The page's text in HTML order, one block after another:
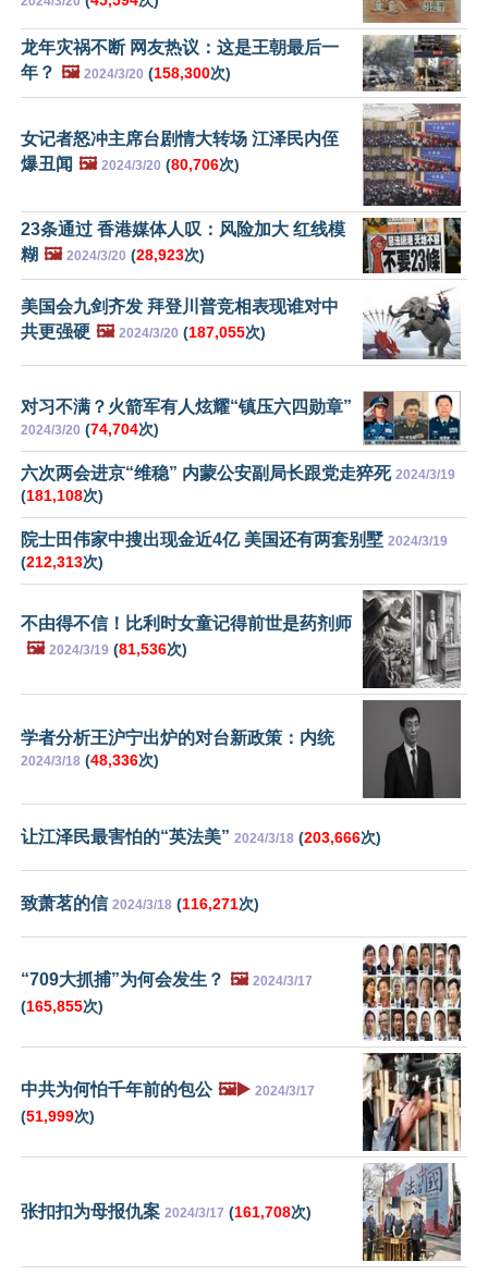
龙年灾祸不断 网友热议：这是王朝最后一
年？ 🖼️ 2024/3/20 (158,300次)
女记者怒冲主席台剧情大转场 江泽民内侄
爆丑闻 🖼️ 2024/3/20 (80,706次)
23条通过 香港媒体人叹：风险加大 红线模
糊 🖼️ 2024/3/20 (28,923次)
美国会九剑齐发 拜登川普竞相表现谁对中
共更强硬 🖼️ 2024/3/20 (187,055次)
对习不满？火箭军有人炫耀“镇压六四勋章”
2024/3/20 (74,704次)
六次两会进京“维稳” 内蒙公安副局长跟党走猝死 2024/3/19
(181,108次)
院士田伟家中搜出现金近4亿 美国还有两套别墅 2024/3/19
(212,313次)
不由得不信！比利时女童记得前世是药剂师
🖼️ 2024/3/19 (81,536次)
学者分析王沪宁出炉的对台新政策：内统
2024/3/18 (48,336次)
让江泽民最害怕的“英法美” 2024/3/18 (203,666次)
致萧茗的信 2024/3/18 (116,271次)
“709大抓捕”为何会发生？ 🖼️ 2024/3/17
(165,855次)
中共为何怕千年前的包公 🖼️▶️ 2024/3/17
(51,999次)
张扣扣为母报仇案 2024/3/17 (161,708次)